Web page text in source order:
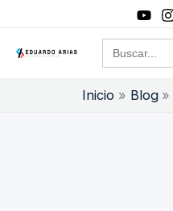
contenido
Buscar:
Inicio Blog